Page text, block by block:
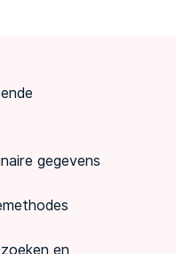
gegevens
en